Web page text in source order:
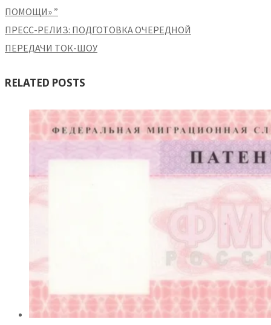
ПОМОЩИ» ”
ПPECC-РЕЛИЗ: ПОДГОТОВКА ОЧЕРЕДНОЙ
ПЕРЕДАЧИ ТОК-ШОУ
RELATED POSTS